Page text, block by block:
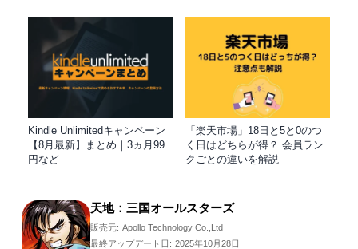
Kindle Unlimitedキャンペーン
【8月最新】まとめ｜3ヵ月99
円など
「楽天市場」18日と5と0のつ
く日はどちらが得？ 会員ラン
クごとの違いを解説
天地：三国オールスターズ
販売元: Apollo Technology Co.,Ltd
最終アップデート日: 2025年10月28日